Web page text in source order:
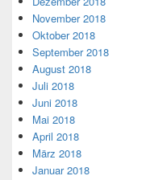
November 2018
Oktober 2018
September 2018
August 2018
Juli 2018
Juni 2018
Mai 2018
April 2018
März 2018
Januar 2018